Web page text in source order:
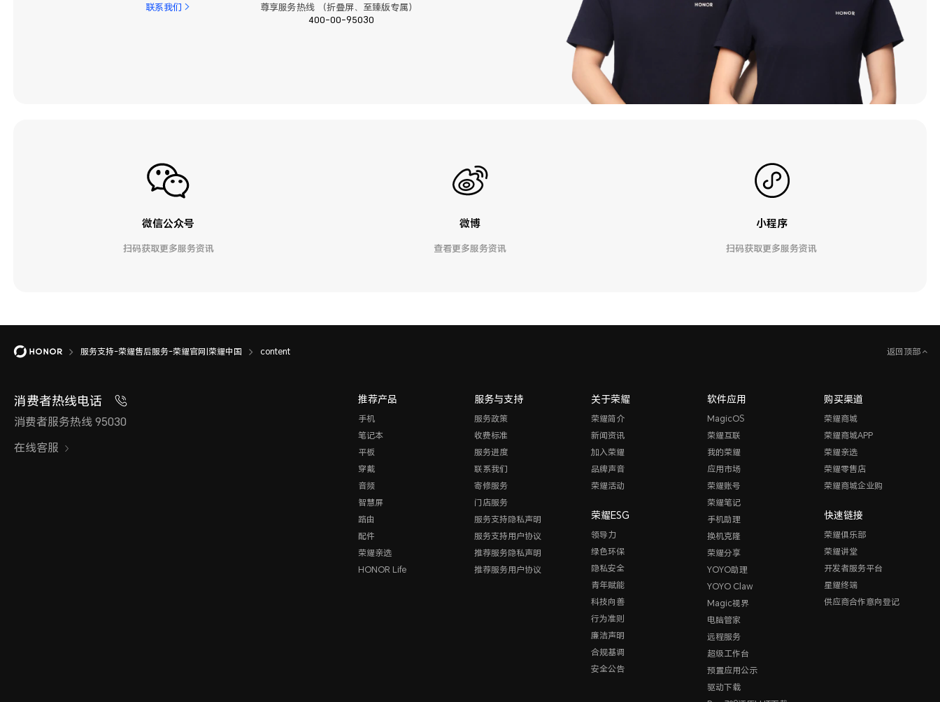
联系我们
尊享服务热线 （折叠屏、至臻版专属）
400-00-95030
微信公众号
扫码获取更多服务资讯
微博
查看更多服务资讯
小程序
扫码获取更多服务资讯
服务支持-荣耀售后服务-荣耀官网|荣耀中国 content 返回顶部
消费者热线电话
消费者服务热线 95030
在线客服
推荐产品
手机
笔记本
平板
穿戴
音频
智慧屏
路由
配件
荣耀亲选
HONOR Life
服务与支持
服务政策
收费标准
服务进度
联系我们
寄修服务
门店服务
服务支持隐私声明
服务支持用户协议
推荐服务隐私声明
推荐服务用户协议
关于荣耀
荣耀简介
新闻资讯
加入荣耀
品牌声音
荣耀活动
荣耀ESG
领导力
绿色环保
隐私安全
青年赋能
科技向善
行为准则
廉洁声明
合规基调
安全公告
软件应用
MagicOS
荣耀互联
我的荣耀
应用市场
荣耀账号
荣耀笔记
手机助理
换机克隆
荣耀分享
YOYO助理
YOYO Claw
Magic视界
电脑管家
远程服务
超级工作台
预置应用公示
驱动下载
购买渠道
荣耀商城
荣耀商城APP
荣耀亲选
荣耀零售店
荣耀商城企业购
快速链接
荣耀俱乐部
荣耀讲堂
开发者服务平台
星耀终端
供应商合作意向登记